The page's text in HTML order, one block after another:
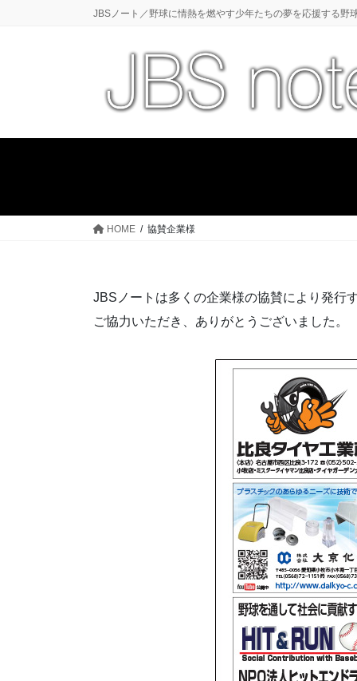
動
に
JBSノート／野球に情熱を燃やす少年たちの夢を応援する野
HOME 協賛企業様
JBSノートは多くの企業様の協賛により発行
ご協力いただき、ありがとうございました。